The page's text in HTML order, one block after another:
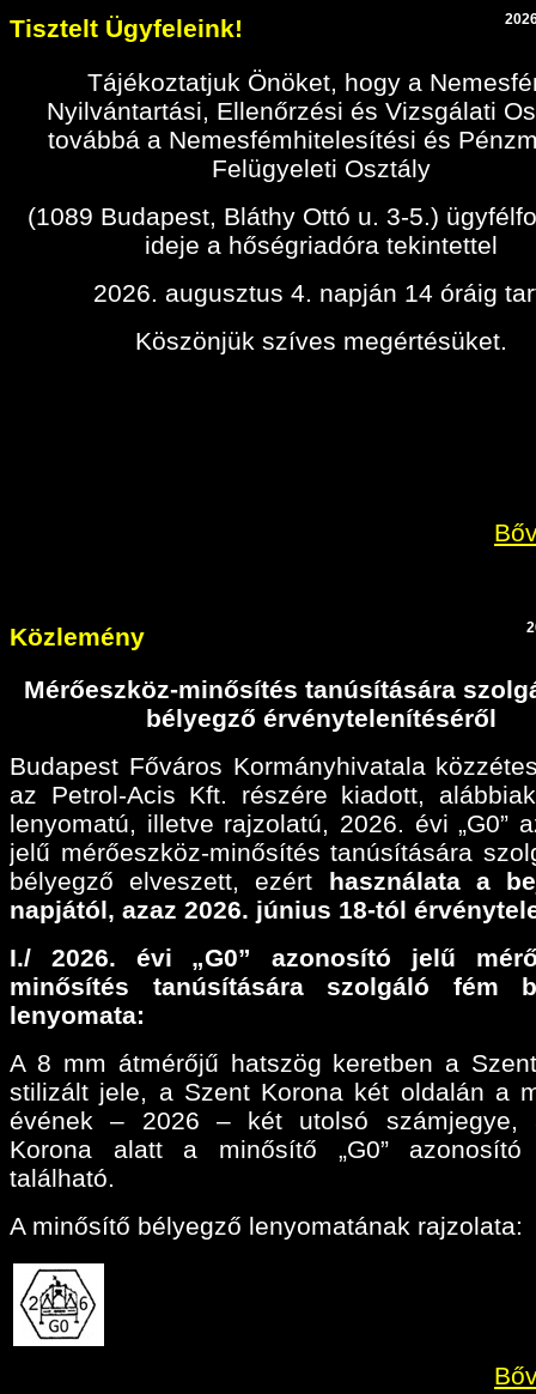
Tisztelt Ügyfeleink!
Tájékoztatjuk Önöket, hogy a
Nyilvántartási, Ellenőrzési és Vizsgálati
továbbá a Nemesfémhitelesítési és
Felügyeleti Osztály
(1089 Budapest, Bláthy Ottó u. 3-5.)
ideje a hőségriadóra tekintettel
2026. augusztus 4. napján 14 óráig
Köszönjük szíves megértésüket.
Közlemény
Mérőeszköz-minősítés tanúsítására
bélyegző érvénytelenítéséről
Budapest Főváros Kormányhivatala
az Petrol-Acis Kft. részére kiadott,
lenyomatú, illetve rajzolatú, 2026. évi „G0”
jelű mérőeszköz-minősítés tanúsítására
bélyegző elveszett, ezért használata a
napjától, azaz 2026. június 18-tól
I./ 2026. évi „G0” azonosító jelű
minősítés tanúsítására szolgáló fém
lenyomata:
A 8 mm átmérőjű hatszög keretben a
stilizált jele, a Szent Korona két oldalán a
évének – 2026 – két utolsó számjegye,
Korona alatt a minősítő „G0” azonosító
található.
A minősítő bélyegző lenyomatának rajzolata: